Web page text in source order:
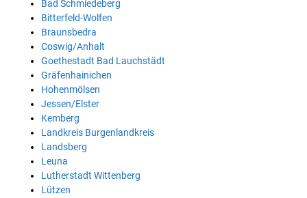
Bad Schmiedeberg
Bitterfeld-Wolfen
Braunsbedra
Coswig/Anhalt
Goethestadt Bad Lauchstädt
Gräfenhainichen
Hohenmölsen
Jessen/Elster
Kemberg
Landkreis Burgenlandkreis
Landsberg
Leuna
Lutherstadt Wittenberg
Lützen